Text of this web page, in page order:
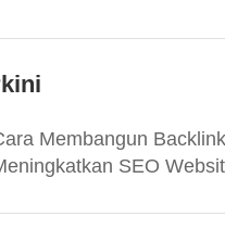
Membangun
SEO